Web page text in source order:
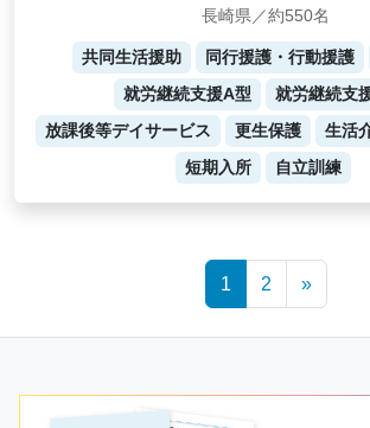
長崎県／約550名
共同生活援助 同行援護・行動援護
就労継続支援A型
就労継続支
放課後等デイサービス
更生保護 生活
短期入所
自立訓練
1 2 »